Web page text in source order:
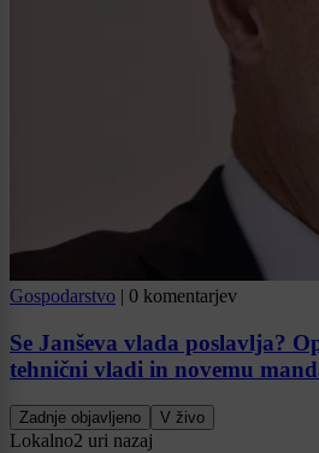
Gospodarstvo | 0 komentarjev
Se Janševa vlada poslavlja?
tehnični vladi in novemu
Zadnje objavljeno V živo
Lokalno2 uri nazaj